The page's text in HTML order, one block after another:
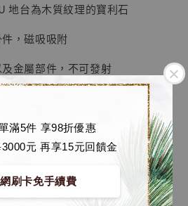
滿5件 享98折優惠
元 再享15元回饋金
刷卡免手續費
地台為木質紋理的寶利石
，磁吸吸附
金屬部件，不可發射